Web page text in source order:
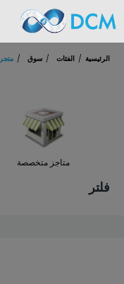
الرئيسية الفئات سوق متجر
متاجز متخصصة
فلتر